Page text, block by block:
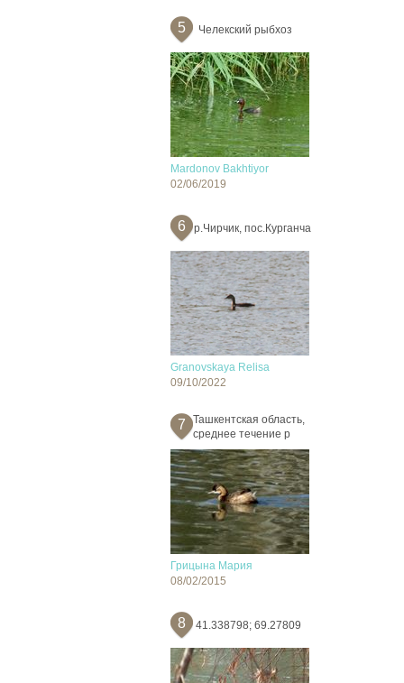
5 Челекский рыбхоз
Mardonov Bakhtiyor
02/06/2019
6 р.Чирчик, пос.Курганча
Granovskaya Relisa
09/10/2022
7
Ташкентская область,
среднее течение р
Грицына Мария
08/02/2015
8 41.338798; 69.27809